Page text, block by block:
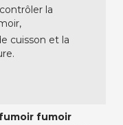
la
cuisson et la
fumoir